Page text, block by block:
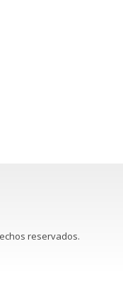
reservados.